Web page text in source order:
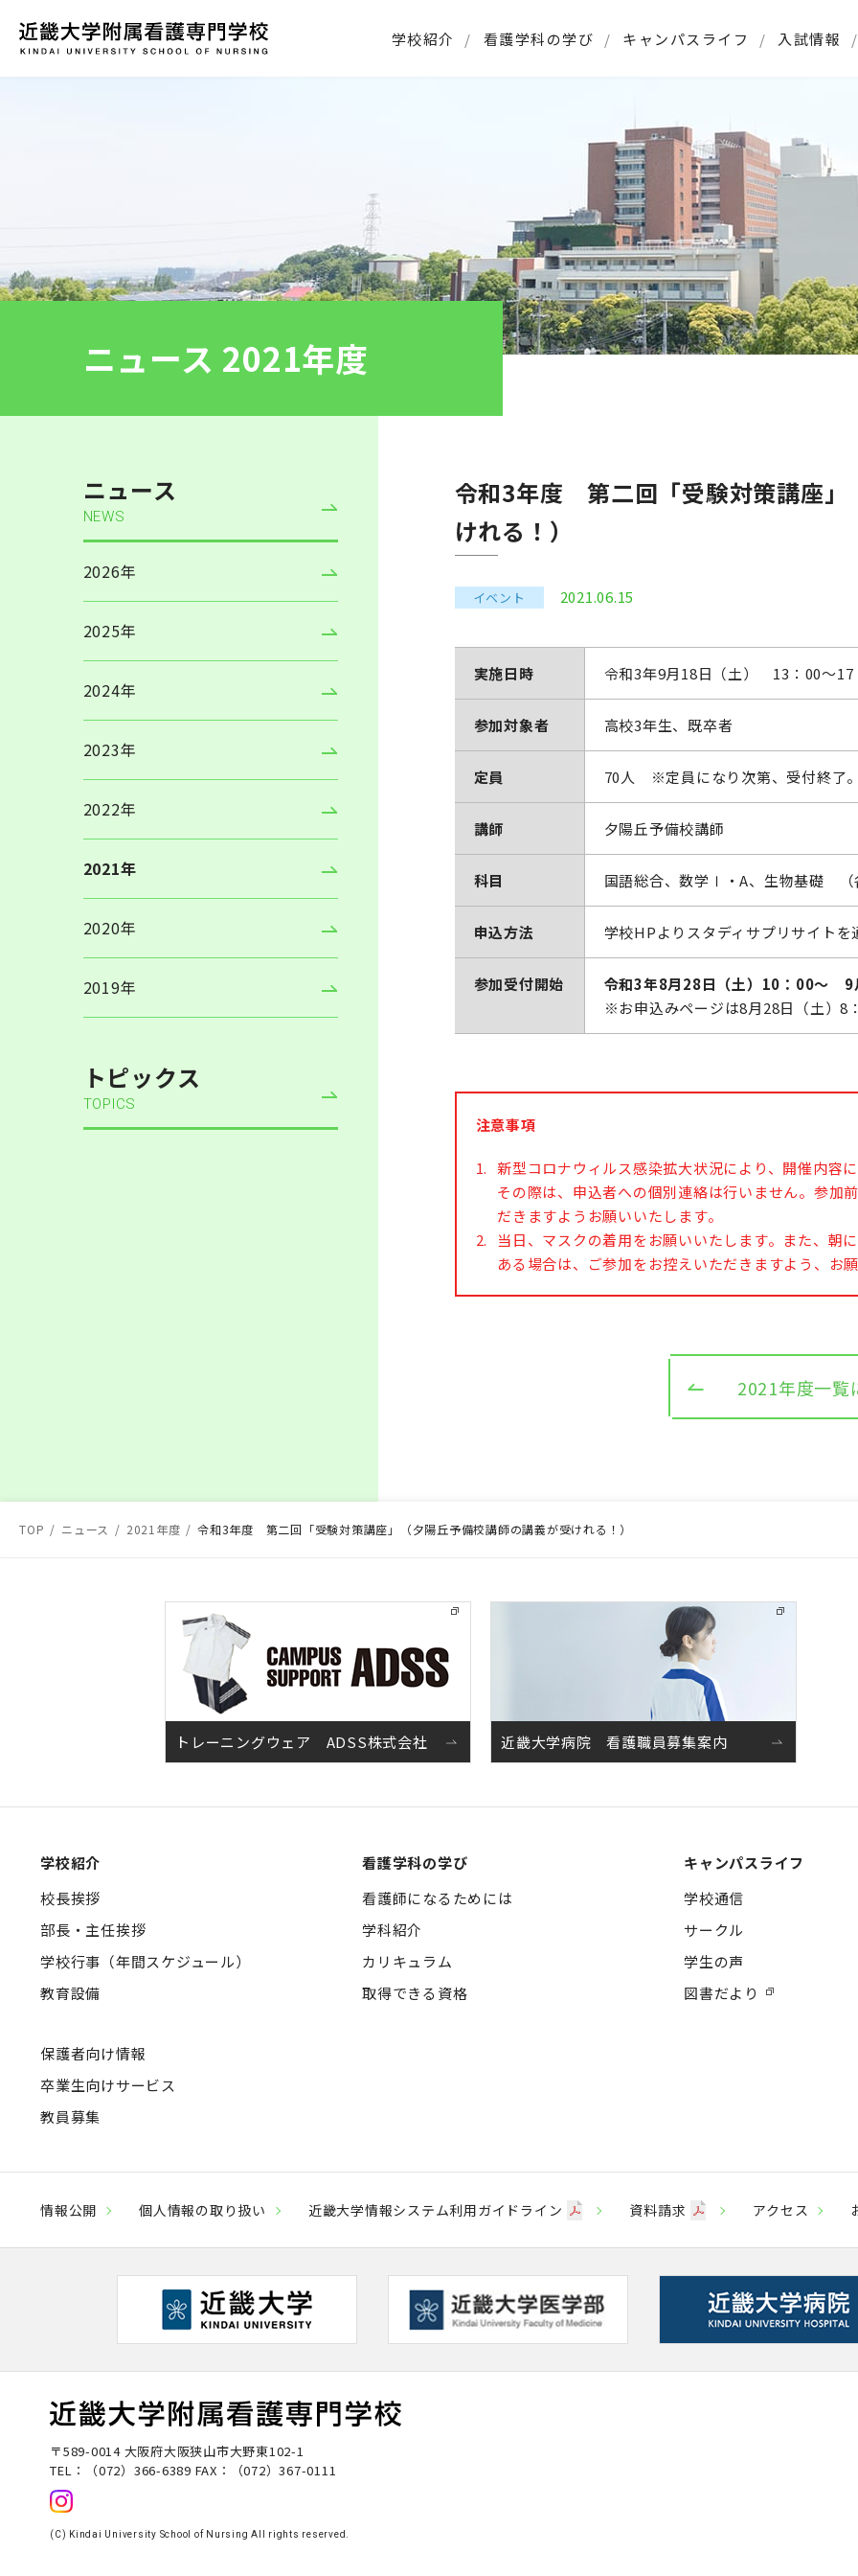
学校紹介 看護学科の学び キャンパスライフ 入試情報
ニュース 2021年度
ニュース
NEWS
2026年
2025年
2024年
2023年
2022年
2021年
2020年
2019年
トピックス
TOPICS
令和3年度 第二回「受験対策講座」
けれる！）
イベント 2021.06.15
実施日時 令和3年9月18日（土） 13：00～
参加対象者 高校3年生、既卒者
定員 70人 ※定員になり次第、受付終了
講師 夕陽丘予備校講師
科目 国語総合、数学Ⅰ・A、生物基礎 （
申込方法 学校HPよりスタディサプリサイト
参加受付開始
令和3年8月28日（土）10：00～ 9
※お申込みページは8月28日（土）8
注意事項
新型コロナウィルス感染拡大状況により、開催内容
その際は、申込者への個別連絡は行いません。参加
だきますようお願いいたします。
当日、マスクの着用をお願いいたします。また、
ある場合は、ご参加をお控えいただきますよう、お
2021年度一覧
TOP ニュース 2021年度 令和3年度 第二回「受験対策講座」（夕陽丘予備校講師の講義が受けれる！）
トレーニングウェア ADSS株式会社 近畿大学病院 看護職員募集案内
学校紹介
校長挨拶
部長・主任挨拶
学校行事（年間スケジュール）
教育設備
保護者向け情報
卒業生向けサービス
教員募集
看護学科の学び
看護師になるためには
学科紹介
カリキュラム
取得できる資格
キャンパスライフ
学校通信
サークル
学生の声
図書だより
情報公開 個人情報の取り扱い 近畿大学情報システム利用ガイドライン 資料請求 アクセス
〒589-0014 大阪府大阪狭山市大野東102-1
TEL：
（072）366-6389 FAX：（072）367-0111
(C) Kindai University School of Nursing All rights reserved.